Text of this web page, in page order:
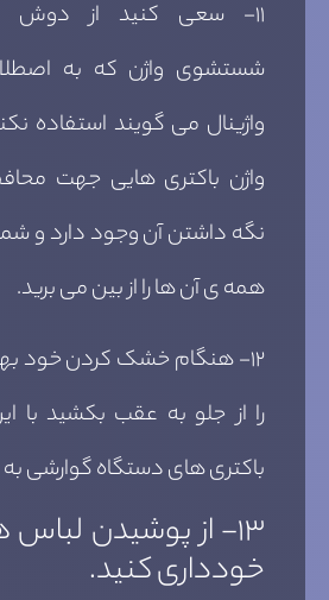
۱۱- سعی کنید از
شستشوی واژن که به
واژینال می گویند استفاده
واژن باکتری هایی جهت
نگه داشتن آن وجود دارد و
همه ی آن ها را از بین می برید.
۱۲- هنگام خشک کردن خود
را از جلو به عقب بکشید با
باکتری های دستگاه گوارشی
۱۳- از پوشیدن
خودداری کنید.